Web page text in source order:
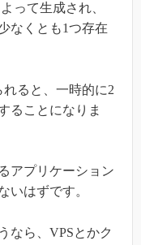
って生成され、
なくとも1つ存在
ると、一時的に2
ることになりま
アプリケーション
いはずです。
なら、VPSとかク